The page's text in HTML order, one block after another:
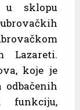
u sklopu
Lazareti.
koje je
funkciju,